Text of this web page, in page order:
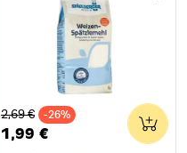
Alter Preis
2,69 € -26%
1,99 €
0